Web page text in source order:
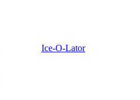
Ice-O-Lator